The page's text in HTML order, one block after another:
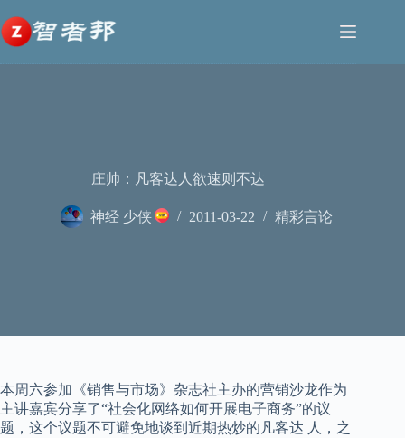
至
内
容
庄帅：凡客达人欲速则不达
神经 少侠 2011-03-22 精彩言论
本周六参加《销售与市场》杂志社主办的营销沙龙作为
主讲嘉宾分享了“社会化网络如何开展电子商务”的议
题，这个议题不可避免地谈到近期热炒的凡客达 人，之